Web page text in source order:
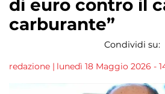
di euro contro il
carburante”
Condividi su:
redazione | lunedì 18 Maggio 2026 -